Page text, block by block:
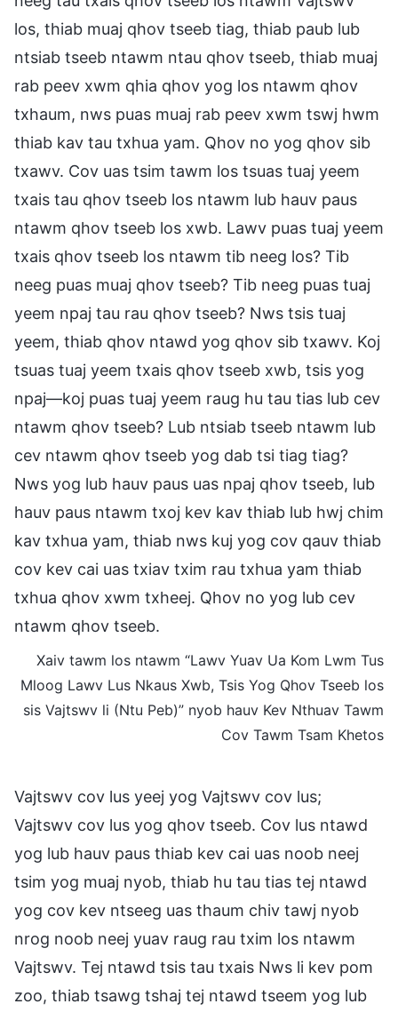
los, thiab muaj qhov tseeb tiag, thiab paub lub
ntsiab tseeb ntawm ntau qhov tseeb, thiab muaj
rab peev xwm qhia qhov yog los ntawm qhov
txhaum, nws puas muaj rab peev xwm tswj hwm
thiab kav tau txhua yam. Qhov no yog qhov sib
txawv. Cov uas tsim tawm los tsuas tuaj yeem
txais tau qhov tseeb los ntawm lub hauv paus
ntawm qhov tseeb los xwb. Lawv puas tuaj yeem
txais qhov tseeb los ntawm tib neeg los? Tib
neeg puas muaj qhov tseeb? Tib neeg puas tuaj
yeem npaj tau rau qhov tseeb? Nws tsis tuaj
yeem, thiab qhov ntawd yog qhov sib txawv. Koj
tsuas tuaj yeem txais qhov tseeb xwb, tsis yog
npaj—koj puas tuaj yeem raug hu tau tias lub cev
ntawm qhov tseeb? Lub ntsiab tseeb ntawm lub
cev ntawm qhov tseeb yog dab tsi tiag tiag?
Nws yog lub hauv paus uas npaj qhov tseeb, lub
hauv paus ntawm txoj kev kav thiab lub hwj chim
kav txhua yam, thiab nws kuj yog cov qauv thiab
cov kev cai uas txiav txim rau txhua yam thiab
txhua qhov xwm txheej. Qhov no yog lub cev
ntawm qhov tseeb.
Xaiv tawm los ntawm “Lawv Yuav Ua Kom Lwm Tus
Mloog Lawv Lus Nkaus Xwb, Tsis Yog Qhov Tseeb los
sis Vajtswv li (Ntu Peb)” nyob hauv Kev Nthuav Tawm
Cov Tawm Tsam Khetos
Vajtswv cov lus yeej yog Vajtswv cov lus;
Vajtswv cov lus yog qhov tseeb. Cov lus ntawd
yog lub hauv paus thiab kev cai uas noob neej
tsim yog muaj nyob, thiab hu tau tias tej ntawd
yog cov kev ntseeg uas thaum chiv tawj nyob
nrog noob neej yuav raug rau txim los ntawm
Vajtswv. Tej ntawd tsis tau txais Nws li kev pom
zoo, thiab tsawg tshaj tej ntawd tseem yog lub